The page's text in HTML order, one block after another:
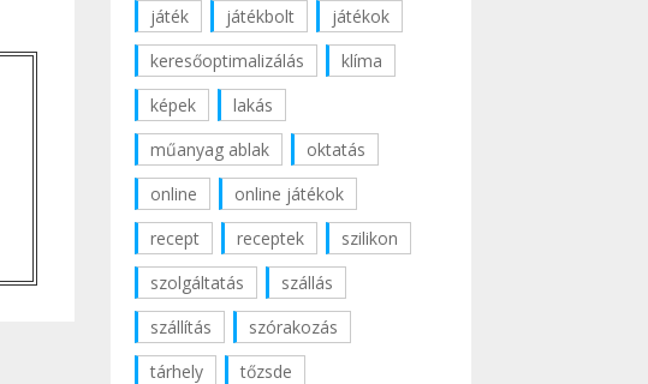
játék
játékbolt
játékok
keresőoptimalizálás
klíma
képek
lakás
műanyag ablak
oktatás
online
online játékok
recept
receptek
szilikon
szolgáltatás
szállás
szállítás
szórakozás
tárhely
tőzsde